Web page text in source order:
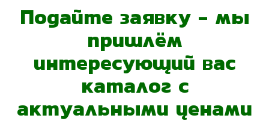
Подайте заявку - мы
пришлём
интересующий вас
каталог с
актуальными ценами